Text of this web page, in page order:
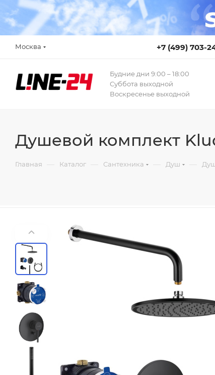
Москва +7 (499) 703-
Будние дни 9:00 – 18:00
Суббота выходной
Воскресенье выходной
Душевой комплект
Главная — Каталог — Сантехника — Душ —